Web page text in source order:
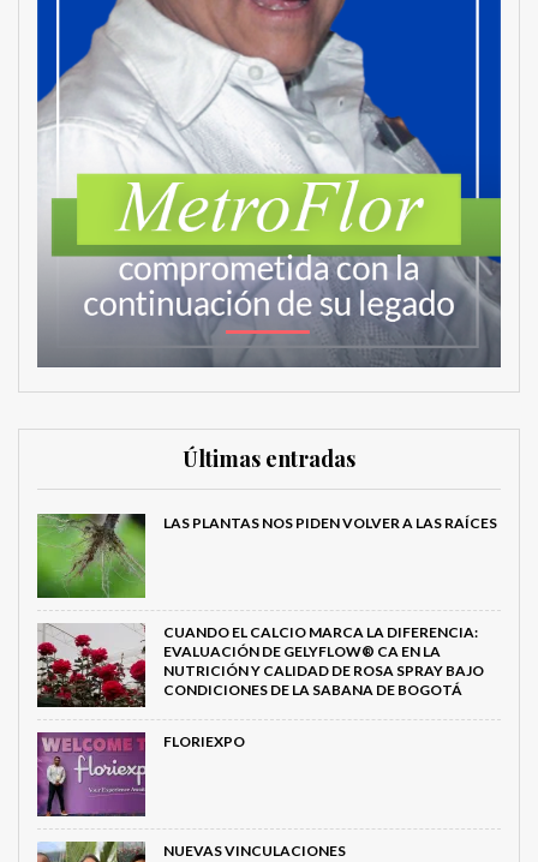
Últimas entradas
LAS PLANTAS NOS PIDEN VOLVER A LAS RAÍCES
CUANDO EL CALCIO MARCA LA DIFERENCIA:
EVALUACIÓN DE GELYFLOW® CA EN LA
NUTRICIÓN Y CALIDAD DE ROSA SPRAY BAJO
CONDICIONES DE LA SABANA DE BOGOTÁ
FLORIEXPO
NUEVAS VINCULACIONES